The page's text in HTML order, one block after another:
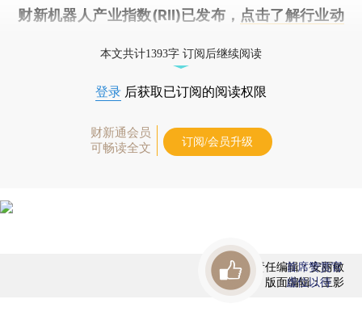
财新机器人产业指数(RII)已发布， 点击了解行业动
本文共计1393字 订阅后继续阅读
登录 后获取已订阅的阅读权限
财新通会员
可畅读全文
订阅/会员升级
责任编辑：安丽敏
版面编辑：王影
首席赞赏官
虚位以待